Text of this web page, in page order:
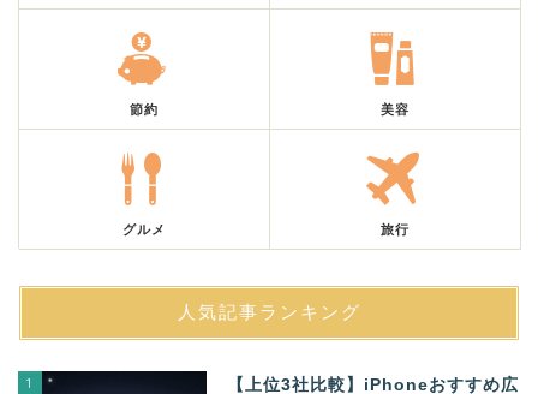
節約 美容
グルメ 旅行
人気記事ランキング
1 【上位3社比較】iPhoneおすすめ広